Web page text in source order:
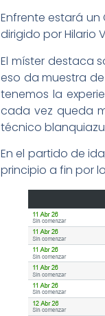
Enfrente estará un
dirigido por Hilario
El míster destaca
eso da muestra
tenemos la
cada vez queda
técnico
En el partido de
principio a fin por